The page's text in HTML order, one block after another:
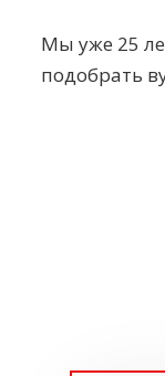
Мы уже 25
подобрать